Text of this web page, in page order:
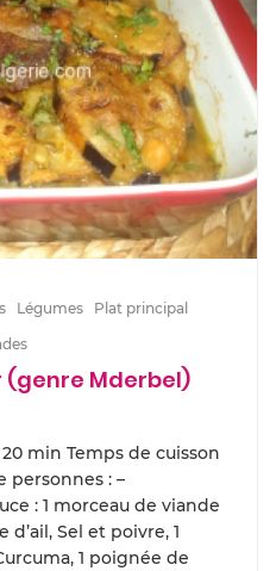
Légumes
Plat principal
Mderbel)
min Temps de cuisson
personnes : –
: 1 morceau de viande
d’ail, Sel et poivre, 1
1 poignée de